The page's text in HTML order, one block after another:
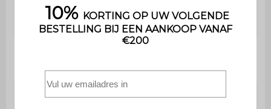
ondersteund
gewicht
Garantie 2 jaar